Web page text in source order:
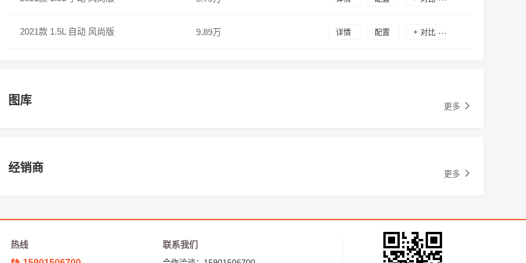
2021款 1.5L 自动 风尚版 9.89万 详情 配置 + 对比
图库 更多
经销商 更多
热线
联系我们